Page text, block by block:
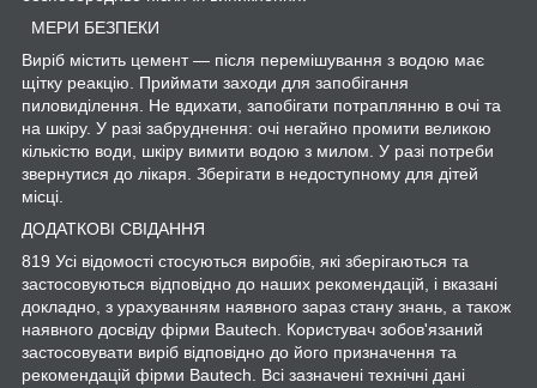
МЕРИ БЕЗПЕКИ
Виріб містить цемент — після перемішування з водою має
щітку реакцію. Приймати заходи для запобігання
пиловиділення. Не вдихати, запобігати потраплянню в очі та
на шкіру. У разі забруднення: очі негайно промити великою
кількістю води, шкіру вимити водою з милом. У разі потреби
звернутися до лікаря. Зберігати в недоступному для дітей
місці.
ДОДАТКОВІ СВІДАННЯ
819 Усі відомості стосуються виробів, які зберігаються та
застосовуються відповідно до наших рекомендацій, і вказані
докладно, з урахуванням наявного зараз стану знань, а також
наявного досвіду фірми Bautech. Користувач зобов'язаний
застосовувати виріб відповідно до його призначення та
рекомендацій фірми Bautech. Всі зазначені технічні дані